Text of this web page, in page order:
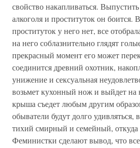
свойство накапливаться.
алкоголя и проституток он боится.
проституток у него нет, все
на него соблазнительно глядят
прекрасный момент его может
соединится древний охотник,
унижение и сексуальная
возьмет кухонный нож и выйдет
крыша съедет любым другим
обыватели будут долго удивляться,
тихий смирный и семейный, откуда
Феминистки сделают вывод, что